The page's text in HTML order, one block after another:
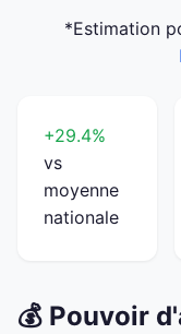
*Estimation
+29.4%
vs
moyenne
nationale
💰 Pouvoir